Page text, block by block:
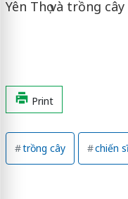
Yên Thọ và trồng
Print
trồng cây chiến